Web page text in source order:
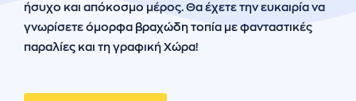
ήσυχο και απόκοσμο μέρος. Θα έχετε την ευκαιρία να
γνωρίσετε όμορφα βραχώδη τοπία με φανταστικές
παραλίες και τη γραφική Χώρα!